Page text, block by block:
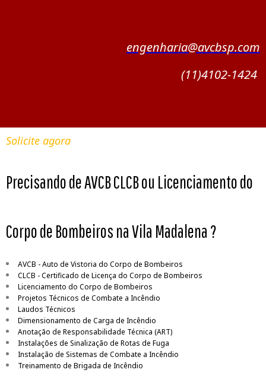
engenharia@avcbsp.com
(11)4102-1424
Solicite agora
Precisando de AVCB CLCB ou Licenciamento do
Corpo de Bombeiros na Vila Madalena ?
AVCB - Auto de Vistoria do Corpo de Bombeiros
CLCB - Certificado de Licença do Corpo de Bombeiros
Licenciamento do Corpo de Bombeiros
Projetos Técnicos de Combate a Incêndio
Laudos Técnicos
Dimensionamento de Carga de Incêndio
Anotação de Responsabilidade Técnica (ART)
Instalações de Sinalização de Rotas de Fuga
Instalação de Sistemas de Combate a Incêndio
Treinamento de Brigada de Incêndio